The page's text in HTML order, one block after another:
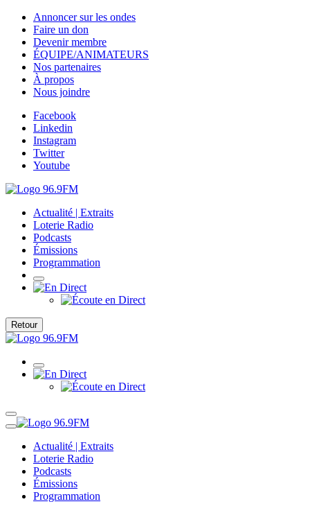
Annoncer sur les ondes
Faire un don
Devenir membre
ÉQUIPE/ANIMATEURS
Nos partenaires
À propos
Nous joindre
Facebook
Linkedin
Instagram
Twitter
Youtube
Actualité | Extraits
Loterie Radio
Podcasts
Émissions
Programmation
Retour
Actualité | Extraits
Loterie Radio
Podcasts
Émissions
Programmation